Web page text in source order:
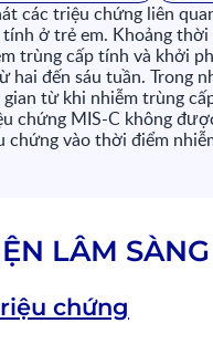
các triệu chứng liên
tính ở trẻ em. Khoảng
trùng cấp tính và khởi
hai đến sáu tuần. Trong
từ khi nhiễm trùng
chứng MIS-C không
chứng vào thời điểm
LÂM
chứng